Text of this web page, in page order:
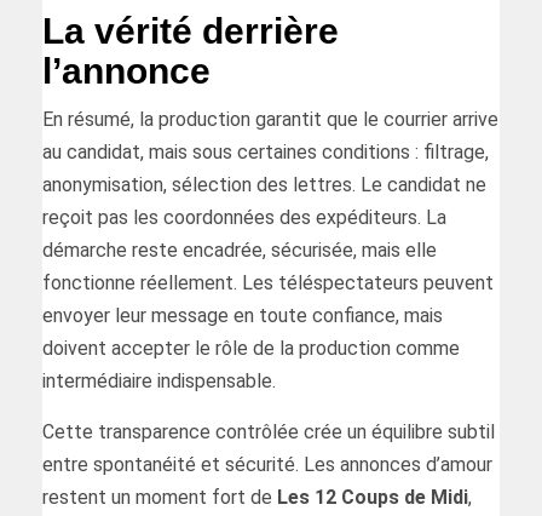
La vérité derrière
l’annonce
En résumé, la production garantit que le courrier arrive
au candidat, mais sous certaines conditions : filtrage,
anonymisation, sélection des lettres. Le candidat ne
reçoit pas les coordonnées des expéditeurs. La
démarche reste encadrée, sécurisée, mais elle
fonctionne réellement. Les téléspectateurs peuvent
envoyer leur message en toute confiance, mais
doivent accepter le rôle de la production comme
intermédiaire indispensable.
Cette transparence contrôlée crée un équilibre subtil
entre spontanéité et sécurité. Les annonces d’amour
restent un moment fort de Les 12 Coups de Midi,